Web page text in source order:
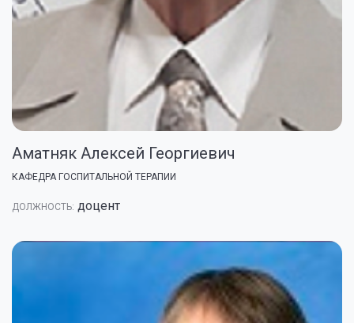
Аматняк Алексей Георгиевич
КАФЕДРА ГОСПИТАЛЬНОЙ ТЕРАПИИ
ДОЛЖНОСТЬ: доцент